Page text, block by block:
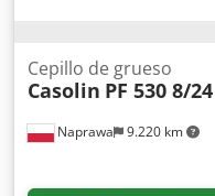
Naprawa 9.220 km
Cepillo de grueso
Casolin PF 530 8/24